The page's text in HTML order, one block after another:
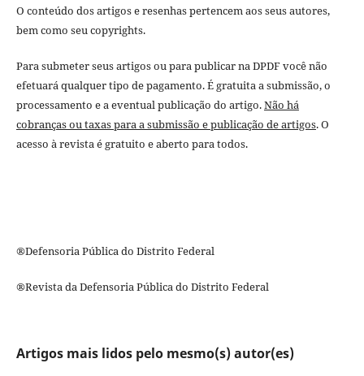
O conteúdo dos artigos e resenhas pertencem aos seus autores,
bem como seu copyrights.
Para submeter seus artigos ou para publicar na DPDF você não
efetuará qualquer tipo de pagamento. É gratuita a submissão, o
processamento e a eventual publicação do artigo.Não há
cobranças ou taxas para a submissão e publicação de artigos. O
acesso à revista é gratuito e aberto para todos.
®Defensoria Pública do Distrito Federal
®Revista da Defensoria Pública do Distrito Federal
Artigos mais lidos pelo mesmo(s) autor(es)